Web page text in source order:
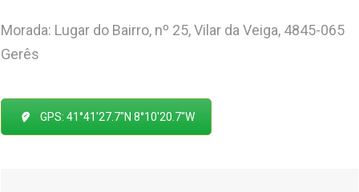
Morada: Lugar do Bairro, nº 25, Vilar da Veiga, 4845-065
Gerês
GPS: 41°41'27.7"N 8°10'20.7"W